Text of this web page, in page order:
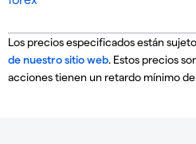
Los precios especificados están
de nuestro sitio web. Estos precios
acciones tienen un retardo mínimo de